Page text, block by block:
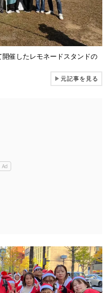
催したレモネードスタンドの
▶元記事を見る